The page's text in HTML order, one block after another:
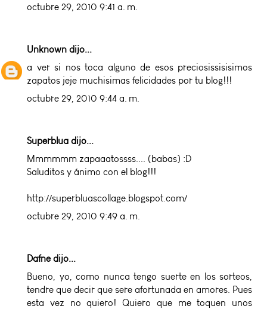
octubre 29, 2010 9:41 a. m.
Unknown dijo...
a ver si nos toca alguno de esos preciosissisisimos
zapatos jeje muchisimas felicidades por tu blog!!!
octubre 29, 2010 9:44 a. m.
Superblua dijo...
Mmmmmm zapaaatossss.... (babas) :D
Saluditos y ánimo con el blog!!!
http://superbluascollage.blogspot.com/
octubre 29, 2010 9:49 a. m.
Dafne dijo...
Bueno, yo, como nunca tengo suerte en los sorteos,
tendre que decir que sere afortunada en amores. Pues
esta vez no quiero! Quiero que me toquen unos